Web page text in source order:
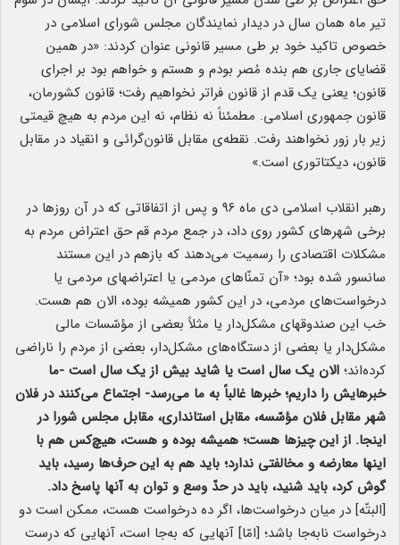
تیر ماه همان سال در دیدار نمایندگان مجلس شورای اسلامی در
خصوص تاکید خود بر طی مسیر قانونی عنوان کردند: «در همین
قضایای جاری هم بنده مُصر بودم و هستم و خواهم بود بر اجرای
قانون؛ یعنی یک قدم از قانون فراتر نخواهیم رفت؛ قانون کشورمان،
قانون جمهوری اسلامی. مطمئناً نه نظام، نه این مردم به هیچ قیمتی
زیر بار زور نخواهند رفت. نقطه‌ی مقابل قانون‌گرائی و انقیاد در مقابل
قانون، دیکتاتوری است.»
رهبر انقلاب اسلامی دی ماه ۹۶ و پس از اتفاقاتی که در آن روزها در
برخی شهرهای کشور روی داد، در جمع مردم قم حق اعتراض مردم به
مشکلات اقتصادی را رسمیت می‌دهند که بازهم در این مستند
سانسور شده بود؛ «آن تمنّاهای مردمی یا اعتراضهای مردمی یا
درخواست‌های مردمی، در این کشور همیشه بوده، الان هم هست.
خب این صندوقهای مشکل‌دار یا مثلاً بعضی از مؤسّسات مالی
مشکل‌دار یا بعضی از دستگاه‌های مشکل‌دار، بعضی از مردم را ناراضی
کرده‌اند؛ الان یک سال است یا شاید بیش از یک سال است -ما
خبرهایش را داریم؛ خبرها غالباً به ما می‌رسد- اجتماع می‌کنند در فلان
شهر مقابل فلان مؤسّسه، مقابل استانداری، مقابل مجلس شورا در
اینجا. از این چیزها هست؛ همیشه بوده و هست، هیچ‌کس هم با
اینها معارضه و مخالفتی ندارد؛ باید هم به این حرف‌ها رسید، باید
گوش کرد، باید شنید، باید در حدّ وسع و توان به آنها پاسخ داد.
[البتّه] در میان درخواست‌ها، اگر ده درخواست هست، ممکن است دو
درخواست نابه‌جا باشد؛ [امّا] آنهایی که به‌جا است، آنهایی که درست